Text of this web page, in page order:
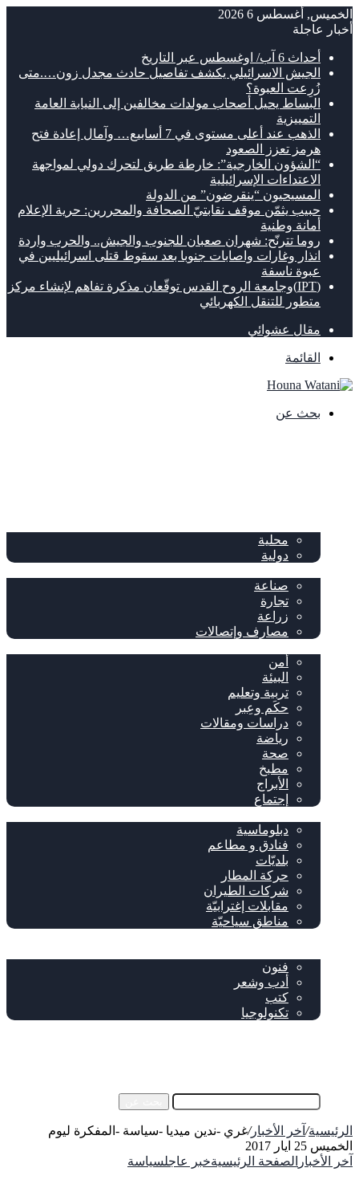
الخميس, أغسطس 6 2026
أخبار عاجلة
أحداث 6 آب/ اوغسطس عبر التاريخ
الجيش الاسرائيلي يكشف تفاصيل حادث مجدل زون….متى
زُرِعت العبوة؟
البساط يحيل أصحاب مولدات مخالفين إلى النيابة العامة
التمييزية
الذهب عند أعلى مستوى في 7 أسابيع… وآمال إعادة فتح
هرمز تعزز الصعود
“الشؤون الخارجية”: خارطة طريق لتحرك دولي لمواجهة
الاعتداءات الإسرائيلية
المسيحيون “ينقرضون” من الدولة
حبيب يثمّن موقف نقابتيّ الصحافة والمحررين: حرية الإعلام
أمانة وطنية
روما تترنّح: شهران صعبان للجنوب والجيش.. والحرب واردة
انذار وغارات واصابات جنوبا بعد سقوط قتلى اسرائيليين في
عبوة ناسفة
(IPT)وجامعة الروح القدس توقّعان مذكرة تفاهم لإنشاء مركز
متطور للتنقل الكهربائي
مقال عشوائي
القائمة
بحث عن
محلية
دولية
صناعة
تجارة
زراعة
مصارف وإتصالات
أمن
البيئة
تربية وتعليم
حكَم وعِبر
دراسات ومقالات
رياضة
صحة
مطبخ
الأبراج
إجتماع
دبلوماسية
فنادق و مطاعم
بلديّات
حركة المطار
شركات الطيران
مقابلات إغترابيّة
مناطق سياحيّة
فنون
أدب وشعر
كتب
تكنولوجيا
الرئيسية/ آخر الأخبار/غري -ندين ميديا -سياسة -المفكرة ليوم
الخميس 25 ايار 2017
آخر الأخبار الصفحة الرئيسيةخبر عاجلسياسة